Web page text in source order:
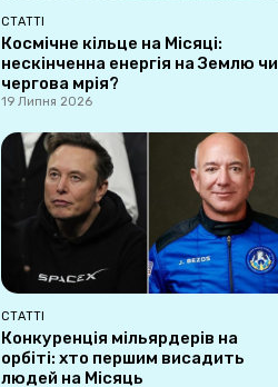
СТАТТІ
Космічне кільце на Місяці:
нескінченна енергія на Землю чи
чергова мрія?
19 Липня 2026
СТАТТІ
Конкуренція мільярдерів на
орбіті: хто першим висадить
людей на Місяць